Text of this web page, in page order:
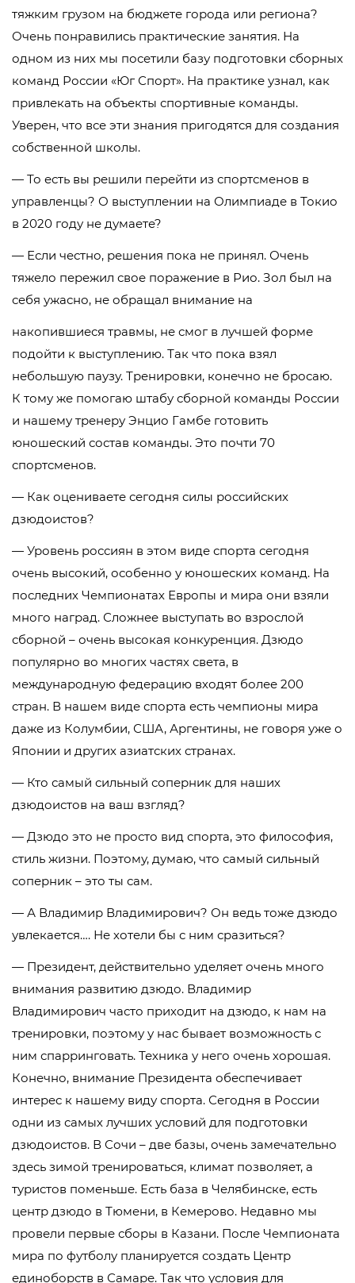
тяжким грузом на бюджете города или региона?
Очень понравились практические занятия. На
одном из них мы посетили базу подготовки сборных
команд России «Юг Спорт». На практике узнал, как
привлекать на объекты спортивные команды.
Уверен, что все эти знания пригодятся для создания
собственной школы.
— То есть вы решили перейти из спортсменов в
управленцы? О выступлении на Олимпиаде в Токио
в 2020 году не думаете?
— Если честно, решения пока не принял. Очень
тяжело пережил свое поражение в Рио. Зол был на
себя ужасно, не обращал внимание на
накопившиеся травмы, не смог в лучшей форме
подойти к выступлению. Так что пока взял
небольшую паузу. Тренировки, конечно не бросаю.
К тому же помогаю штабу сборной команды России
и нашему тренеру Энцио Гамбе готовить
юношеский состав команды. Это почти 70
спортсменов.
— Как оцениваете сегодня силы российских
дзюдоистов?
— Уровень россиян в этом виде спорта сегодня
очень высокий, особенно у юношеских команд. На
последних Чемпионатах Европы и мира они взяли
много наград. Сложнее выступать во взрослой
сборной – очень высокая конкуренция. Дзюдо
популярно во многих частях света, в
международную федерацию входят более 200
стран. В нашем виде спорта есть чемпионы мира
даже из Колумбии, США, Аргентины, не говоря уже о
Японии и других азиатских странах.
— Кто самый сильный соперник для наших
дзюдоистов на ваш взгляд?
— Дзюдо это не просто вид спорта, это философия,
стиль жизни. Поэтому, думаю, что самый сильный
соперник – это ты сам.
— А Владимир Владимирович? Он ведь тоже дзюдо
увлекается…. Не хотели бы с ним сразиться?
— Президент, действительно уделяет очень много
внимания развитию дзюдо. Владимир
Владимирович часто приходит на дзюдо, к нам на
тренировки, поэтому у нас бывает возможность с
ним спарринговать. Техника у него очень хорошая.
Конечно, внимание Президента обеспечивает
интерес к нашему виду спорта. Сегодня в России
одни из самых лучших условий для подготовки
дзюдоистов. В Сочи – две базы, очень замечательно
здесь зимой тренироваться, климат позволяет, а
туристов поменьше. Есть база в Челябинске, есть
центр дзюдо в Тюмени, в Кемерово. Недавно мы
провели первые сборы в Казани. После Чемпионата
мира по футболу планируется создать Центр
единоборств в Самаре. Так что условия для